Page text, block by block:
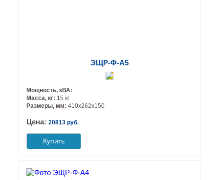
ЭЩР-Ф-А5
Мощность, кВА:
Масса, кг: 15 кг
Размеры, мм: 410х262х150
Цена: 20813 руб.
Купить